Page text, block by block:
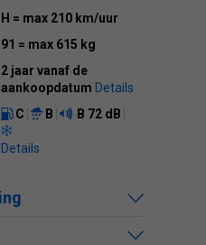
H = max 210 km/uur
91 = max 615 kg
2 jaar vanaf de
aankoopdatum Details
C B B 72 dB
Details